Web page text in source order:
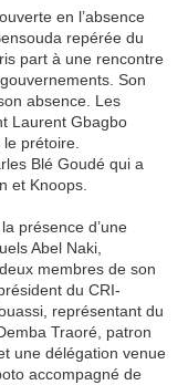
en l’absence
repérée du
part à une rencontre
Son
absence. Les
Laurent Gbagbo
prétoire.
Blé Goudé qui a
et Knoops.
présence d’une
Abel Naki,
membres de son
du CRI-
représentant du
Traoré, patron
une délégation venue
accompagné de